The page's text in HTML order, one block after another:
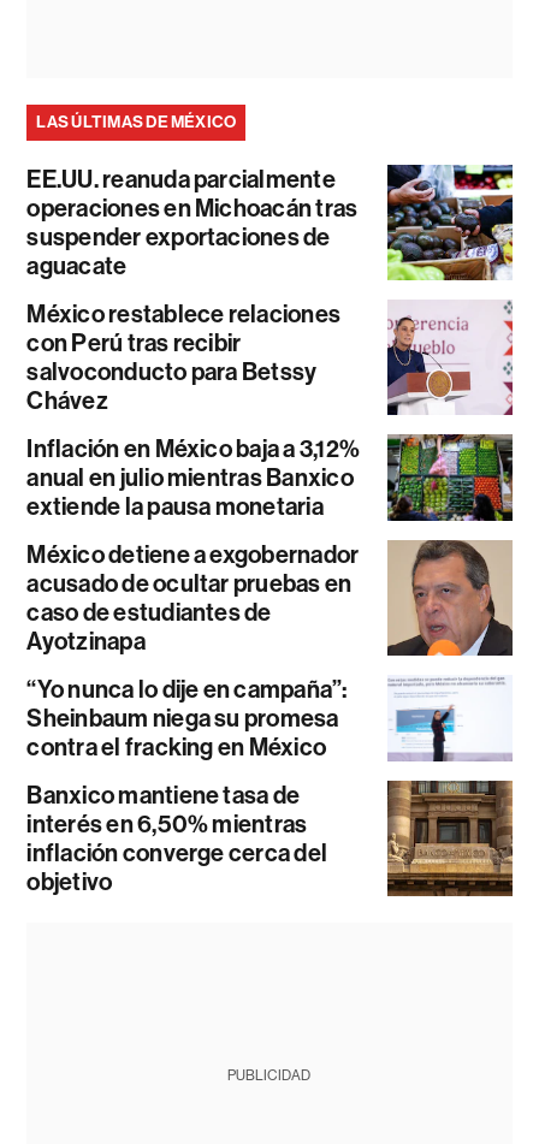
LAS ÚLTIMAS DE MÉXICO
EE.UU. reanuda parcialmente
operaciones en Michoacán tras
suspender exportaciones de
aguacate
México restablece relaciones
con Perú tras recibir
salvoconducto para Betssy
Chávez
Inflación en México baja a 3,12%
anual en julio mientras Banxico
extiende la pausa monetaria
México detiene a exgobernador
acusado de ocultar pruebas en
caso de estudiantes de
Ayotzinapa
“Yo nunca lo dije en campaña”:
Sheinbaum niega su promesa
contra el fracking en México
Banxico mantiene tasa de
interés en 6,50% mientras
inflación converge cerca del
objetivo
PUBLICIDAD